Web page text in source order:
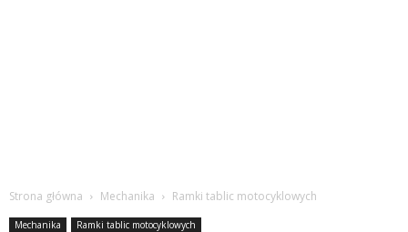
Strona główna Mechanika Ramki tablic motocyklowych
Mechanika Ramki tablic motocyklowych